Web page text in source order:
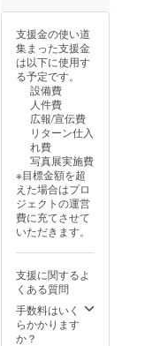
ト」は
クラ
ファン
支援者
限定で
す。当
日はク
ラファ
ン支援
者以外
のペア
リング
会参加
者もい
らっ
しゃい
ます。
・中学
生以上
のお子
様のご
支援
OK(一
の：ベ
トナム
菓子6種
とTinh
のベト
ナム茶
11種の
ペアリ
ング ・
本リ
ターン
で提供
する
「ペア
リング
会と選
べる
Tinhの
お茶2箱
セッ
ト」は
クラ
ファン
1-55ビ
料金に
含まれ
るも
の：2人
分のお
料理と
お茶、
消費
サービ
ス料 お
料理の
内容：
ベトナ
ムの
エッセ
取り入
れたお
料理5〜
6品 お
みいた
す。 ●
コラボ
ランチ
ペアチ
ケット
日時：
2026年
1月31日
0(最大2
時間) 場
所：て
のしま
(東京都
港区南
青山1丁
南青山
1-55ビ
ル2階)
料金に
含まれ
支援金の使い道
集まった支援金
は以下に使用す
る予定です。
設備費
人件費
広報/宣伝費
リターン仕入
れ費
写真展実施費
※目標金額を超
えた場合はプロ
ジェクトの運営
費に充てさせて
いただきます。
支援に関するよ
くある質問
手数料はいく
らかかります
か？